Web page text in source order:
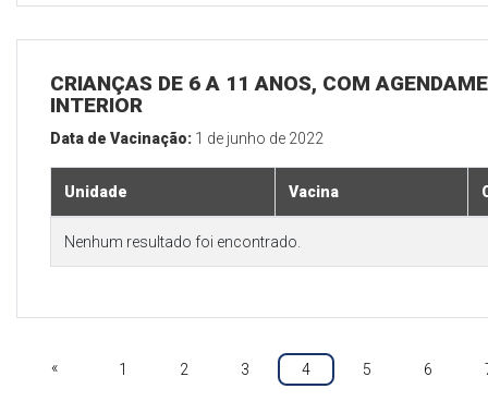
CRIANÇAS DE 6 A 11 ANOS, COM
INTERIOR
Data de Vacinação: 1 de junho de 2022
Unidade Vacina
Nenhum resultado foi encontrado.
« 1 2 3 4 5 6